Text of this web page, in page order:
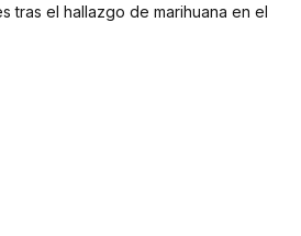
tras el hallazgo de marihuana en el